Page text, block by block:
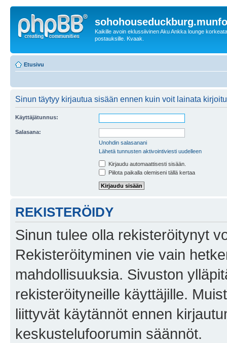
Kaikille avoin eklussiivinen Aku Ankka lounge
postauksille. Kvaak.
Etusivu
Sinun täytyy kirjautua sisään ennen kuin voit lainata
Käyttäjätunnus:
Salasana:
Unohdin salasanani
Lähetä tunnusten aktivointiviesti uudelleen
Kirjaudu automaattisesti sisään.
Piilota paikalla olemiseni tällä kertaa
REKISTERÖIDY
Sinun tulee olla rekisteröitynyt
Rekisteröityminen vie vain
mahdollisuuksia. Sivuston
rekisteröityneille käyttäjille.
liittyvät käytännöt ennen
keskustelufoorumin säännöt.